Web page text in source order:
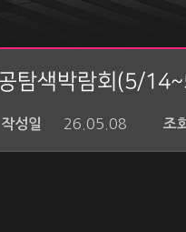
탐색박람회(5/
작성일 26.05.08 조